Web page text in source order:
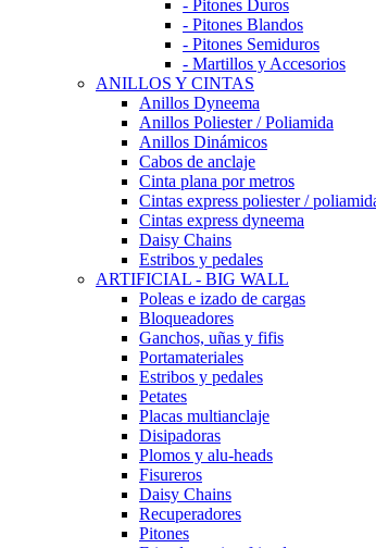
- Pitones Duros
- Pitones Blandos
- Pitones Semiduros
- Martillos y Accesorios
ANILLOS Y CINTAS
Anillos Dyneema
Anillos Poliester / Poliamida
Anillos Dinámicos
Cabos de anclaje
Cinta plana por metros
Cintas express poliester /
Cintas express dyneema
Daisy Chains
Estribos y pedales
ARTIFICIAL - BIG WALL
Poleas e izado de cargas
Bloqueadores
Ganchos, uñas y fifis
Portamateriales
Estribos y pedales
Petates
Placas multianclaje
Disipadoras
Plomos y alu-heads
Fisureros
Daisy Chains
Recuperadores
Pitones